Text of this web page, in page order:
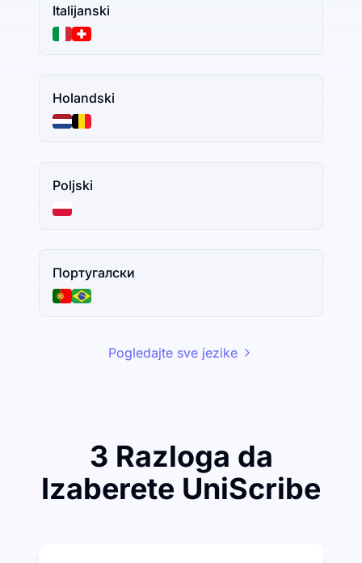
Italijanski
Holandski
Poljski
Португалски
Pogledajte sve jezike
3 Razloga da
Izaberete UniScribe